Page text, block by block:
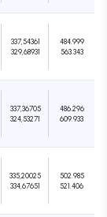
337,54361
329,68931
484.999
563.343
337,36705
324,53271
486.296
609.933
335,20025
334,67651
502.985
521.406